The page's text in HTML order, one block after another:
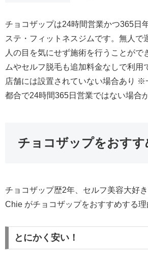
チョコザップは24時間営業かつ365日
ステ・フィットネスジムです。無人で
人の目を気にせず施術を行うことがで
ムやセルフ脱毛も追加料金なしで利
店舗には設置されていない場合あり ※
都合で24時間365日営業ではない場合
チョコザップをおすす
チョコザップ歴2年、セルフ美容大好
Chie がチョコザップをおすすめする
とにかく安い！